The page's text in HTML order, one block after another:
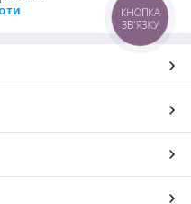
КНОПКА
ЗВ'ЯЗКУ